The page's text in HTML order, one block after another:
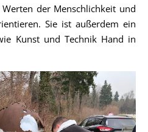
der Menschlichkeit und
Sie ist außerdem ein
Kunst und Technik Hand in